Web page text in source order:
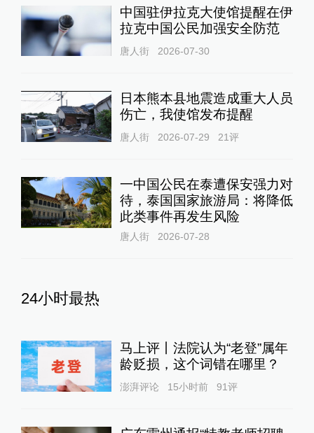
中国驻伊拉克大使馆提醒在伊
拉克中国公民加强安全防范
唐人街 2026-07-30
日本熊本县地震造成重大人员
伤亡，我使馆发布提醒
唐人街 2026-07-29 21评
一中国公民在泰遭保安强力对
待，泰国国家旅游局：将降低
此类事件再发生风险
唐人街 2026-07-28
24小时最热
马上评丨法院认为“老登”属年
龄贬损，这个词错在哪里？
澎湃评论 15小时前 91评